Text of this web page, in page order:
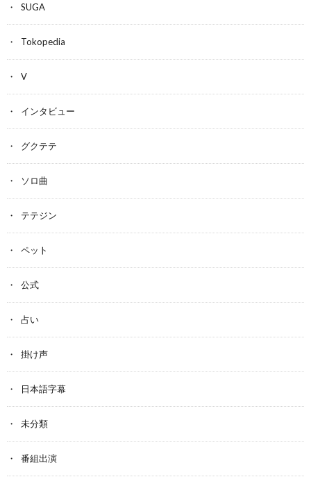
SUGA
Tokopedia
V
インタビュー
グクテテ
ソロ曲
テテジン
ペット
公式
占い
掛け声
日本語字幕
未分類
番組出演